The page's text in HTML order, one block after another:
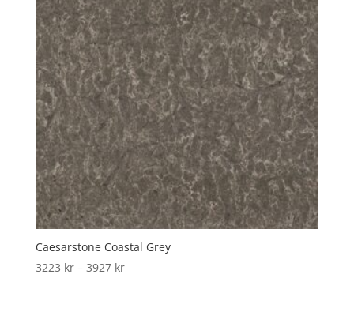
Caesarstone Coastal Grey
3223 kr – 3927 krPrice